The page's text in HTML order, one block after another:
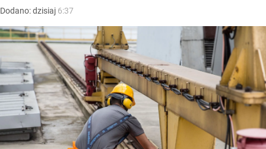
Dodano:dzisiaj 6:37